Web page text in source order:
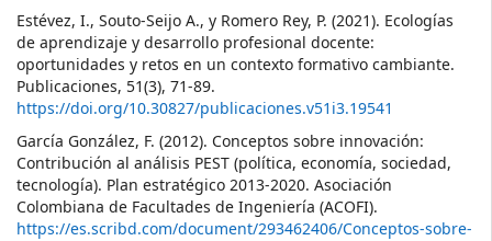
Estévez, I., Souto-Seijo A., y Romero Rey, P. (2021). Ecologías
de aprendizaje y desarrollo profesional docente:
oportunidades y retos en un contexto formativo cambiante.
Publicaciones, 51(3), 71-89.
https://doi.org/10.30827/publicaciones.v51i3.19541
García González, F. (2012). Conceptos sobre innovación:
Contribución al análisis PEST (política, economía, sociedad,
tecnología). Plan estratégico 2013-2020. Asociación
Colombiana de Facultades de Ingeniería (ACOFI).
https://es.scribd.com/document/293462406/Conceptos-sobre-